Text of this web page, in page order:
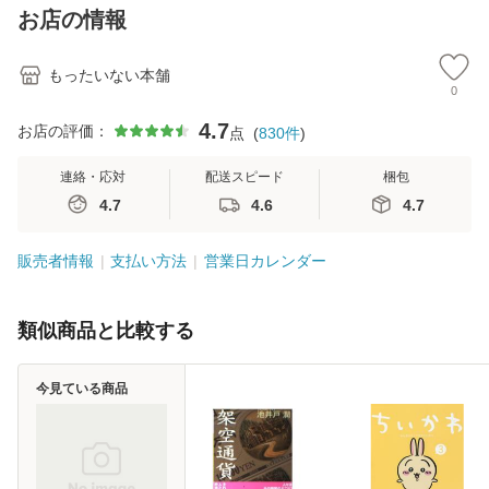
恵 藤本幸三 / 南江
堂 [単行
お店の情報
もったいない本舗
0
お店の評価： 4.7点 (830件)
連絡・応対
4.7
配送スピード
4.6
梱包
4.7
販売者情報 支払い方法 営業日カレンダー
類似商品と比較する
今見ている商品